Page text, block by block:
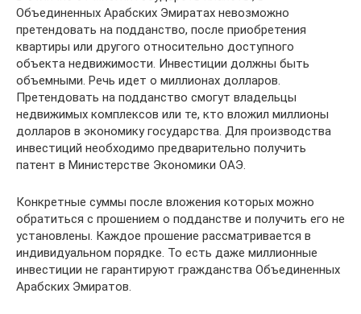
Объединенных Арабских Эмиратах невозможно
претендовать на подданство, после приобретения
квартиры или другого относительно доступного
объекта недвижимости. Инвестиции должны быть
объемными. Речь идет о миллионах долларов.
Претендовать на подданство смогут владельцы
недвижимых комплексов или те, кто вложил миллионы
долларов в экономику государства. Для производства
инвестиций необходимо предварительно получить
патент в Министерстве Экономики ОАЭ.
Конкретные суммы после вложения которых можно
обратиться с прошением о подданстве и получить его не
установлены. Каждое прошение рассматривается в
индивидуальном порядке. То есть даже миллионные
инвестиции не гарантируют гражданства Объединенных
Арабских Эмиратов.